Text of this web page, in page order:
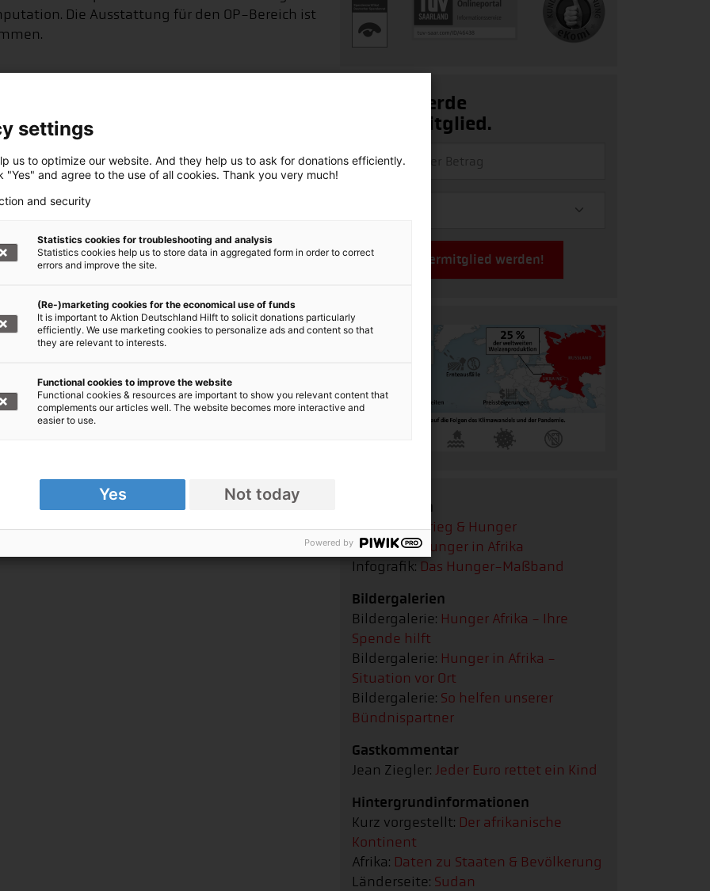
Die Ausstattung für den OP-Bereich ist
helfen +++
Bündnis von über 20 Hilfsorganisationen.
Spende helfen Sie Tag für Tag
wo die Not am größten ist.
werden!
für Sudan Tschad/Darfur
Ja, ich werde
Fördermitglied.
Jetzt Fördermitglied werden!
Infografiken
Infografik:Krieg & Hunger
Infografik:Hunger in Afrika
Infografik: Das Hunger-Maßband
Bildergalerien
Bildergalerie: Hunger Afrika - Ihre
Spende hilft
Bildergalerie: Hunger in Afrika -
Situation vor Ort
Bildergalerie: So helfen unserer
Bündnispartner
Gastkommentar
Jean Ziegler: Jeder Euro rettet ein Kind
Hintergrundinformationen
Kurz vorgestellt: Der afrikanische
Kontinent
Afrika: Daten zu Staaten & Bevölkerung
Länderseite: Sudan
settings
us to optimize our website. And they help us to ask for donations efficiently.
"Yes" and agree to the use of all cookies. Thank you very much!
and security
Statistics cookies for troubleshooting and analysis
Statistics cookies help us to store data in aggregated form in order to correct
errors and improve the site.
(Re-)marketing cookies for the economical use of funds
It is important to Aktion Deutschland Hilft to solicit donations particularly
efficiently. We use marketing cookies to personalize ads and content so that
they are relevant to interests.
Functional cookies to improve the website
Functional cookies & resources are important to show you relevant content that
complements our articles well. The website becomes more interactive and
easier to use.
Yes Not today
Powered by